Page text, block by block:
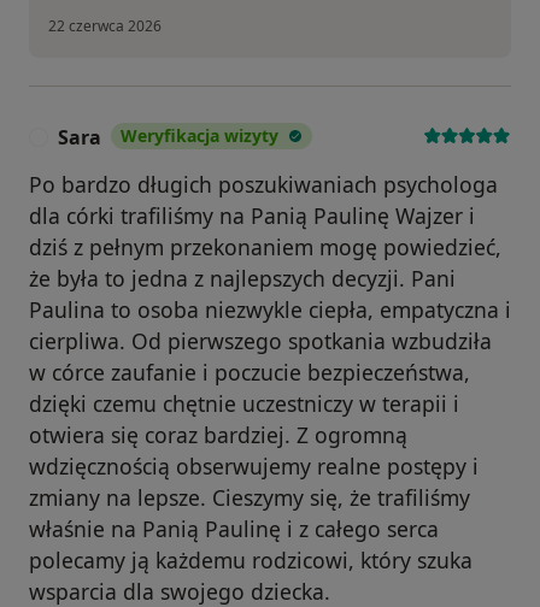
22 czerwca 2026
Sara Weryfikacja wizyty
Po bardzo długich poszukiwaniach psychologa
dla córki trafiliśmy na Panią Paulinę Wajzer i
dziś z pełnym przekonaniem mogę powiedzieć,
że była to jedna z najlepszych decyzji. Pani
Paulina to osoba niezwykle ciepła, empatyczna i
cierpliwa. Od pierwszego spotkania wzbudziła
w córce zaufanie i poczucie bezpieczeństwa,
dzięki czemu chętnie uczestniczy w terapii i
otwiera się coraz bardziej. Z ogromną
wdzięcznością obserwujemy realne postępy i
zmiany na lepsze. Cieszymy się, że trafiliśmy
właśnie na Panią Paulinę i z całego serca
polecamy ją każdemu rodzicowi, który szuka
wsparcia dla swojego dziecka.